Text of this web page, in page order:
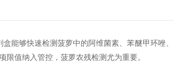
盒能够快速检测菠萝中的阿维菌素、苯醚甲环唑、
值纳入管控，菠萝农残检测尤为重要。